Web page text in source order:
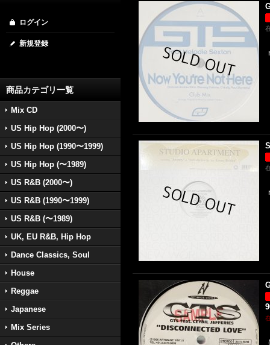
ログイン
新規登録
商品カテゴリ一覧
Mix CD
US Hip Hop (2000〜)
US Hip Hop (1990〜1999)
US Hip Hop (〜1989)
US R&B (2000〜)
US R&B (1990〜1999)
US R&B (〜1989)
UK, EU R&B, Hip Hop
Dance Classics, Soul
House
Reggae
Japanese
Mix Series